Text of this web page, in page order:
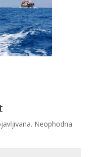
Neophodna